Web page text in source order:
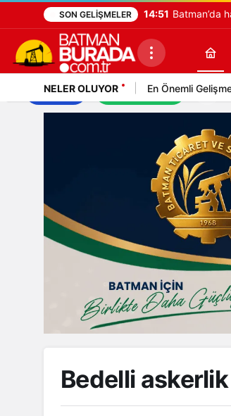
SON GELIŞMELER 14:51 Batman’da
İş İlanları Mekan Rehberi
NELER OLUYOR En Önemli
Bedelli askerlik